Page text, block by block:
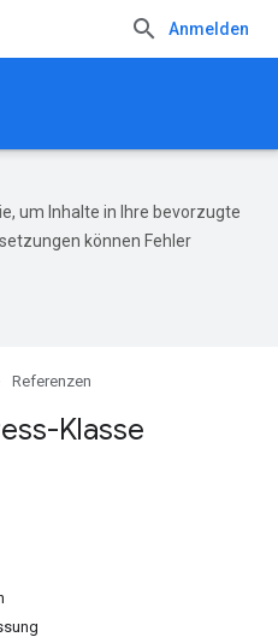
Anmelden
um Inhalte in Ihre bevorzugte
können Fehler
Referenzen
Klasse